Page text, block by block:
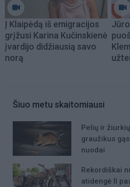
Į Klaipėdą iš emigracijos
grįžusi Karina Kučinskienė
įvardijo didžiausią savo
norą
Šiuo metu skaitomiausi
Pelių ir
graužikus
nuodai
Rekordiškai
atidengė II